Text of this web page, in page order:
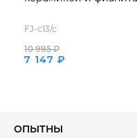
FJ-с13/с
7 147 ₽
10 995 ₽
ОПЫТНЫ